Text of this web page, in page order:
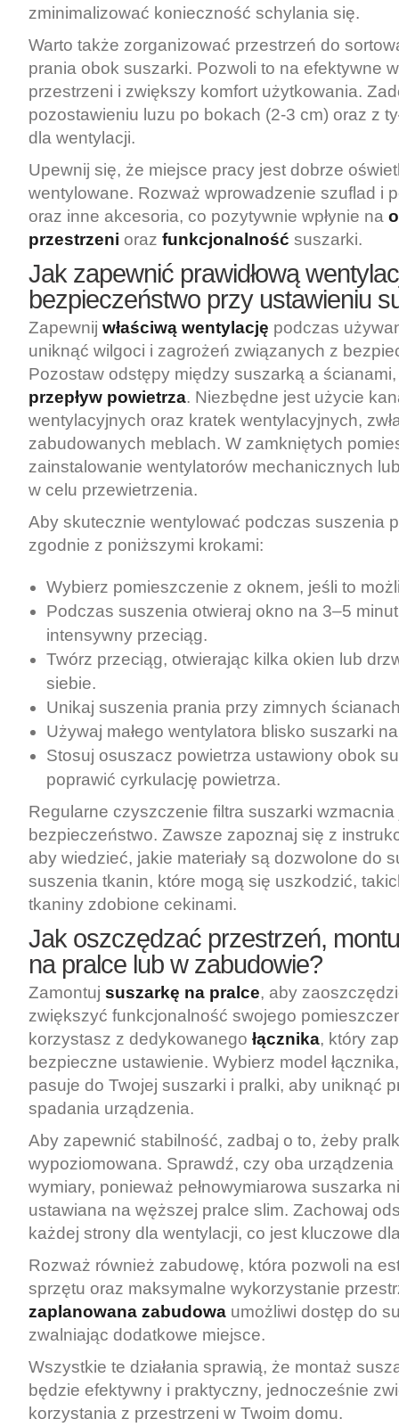
zminimalizować konieczność schylania się.
Warto także zorganizować przestrzeń do
prania obok suszarki. Pozwoli to na efektywne
przestrzeni i zwiększy komfort użytkowania.
pozostawieniu luzu po bokach (2-3 cm) oraz z
dla wentylacji.
Upewnij się, że miejsce pracy jest dobrze
wentylowane. Rozważ wprowadzenie szuflad i
oraz inne akcesoria, co pozytywnie wpłynie na
przestrzeni oraz funkcjonalność suszarki.
Jak zapewnić prawidłową
bezpieczeństwo przy ustawieniu
Zapewnij właściwą wentylację podczas
uniknąć wilgoci i zagrożeń związanych z
Pozostaw odstępy między suszarką a
przepływ powietrza. Niezbędne jest użycie
wentylacyjnych oraz kratek wentylacyjnych,
zabudowanych meblach. W zamkniętych
zainstalowanie wentylatorów mechanicznych
w celu przewietrzenia.
Aby skutecznie wentylować podczas suszenia
zgodnie z poniższymi krokami:
Wybierz pomieszczenie z oknem, jeśli to
Podczas suszenia otwieraj okno na 3–5
intensywny przeciąg.
Twórz przeciąg, otwierając kilka okien lub
siebie.
Unikaj suszenia prania przy zimnych
Używaj małego wentylatora blisko suszarki
Stosuj osuszacz powietrza ustawiony obok
poprawić cyrkulację powietrza.
Regularne czyszczenie filtra suszarki
bezpieczeństwo. Zawsze zapoznaj się z
aby wiedzieć, jakie materiały są dozwolone do
suszenia tkanin, które mogą się uszkodzić,
tkaniny zdobione cekinami.
Jak oszczędzać przestrzeń,
na pralce lub w zabudowie?
Zamontuj suszarkę na pralce, aby
zwiększyć funkcjonalność swojego
korzystasz z dedykowanego łącznika, który
bezpieczne ustawienie. Wybierz model
pasuje do Twojej suszarki i pralki, aby uniknąć
spadania urządzenia.
Aby zapewnić stabilność, zadbaj o to, żeby
wypoziomowana. Sprawdź, czy oba
wymiary, ponieważ pełnowymiarowa suszarka
ustawiana na węższej pralce slim. Zachowaj
każdej strony dla wentylacji, co jest kluczowe
Rozważ również zabudowę, która pozwoli na
sprzętu oraz maksymalne wykorzystanie
zaplanowana zabudowa umożliwi dostęp do
zwalniając dodatkowe miejsce.
Wszystkie te działania sprawią, że montaż
będzie efektywny i praktyczny, jednocześnie
korzystania z przestrzeni w Twoim domu.